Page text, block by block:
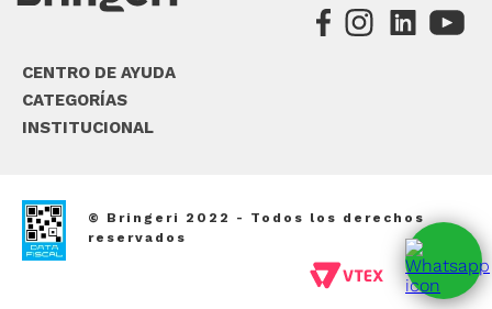
CENTRO DE AYUDA
CATEGORÍAS
INSTITUCIONAL
© Bringeri 2022 - Todos los derechos
reservados